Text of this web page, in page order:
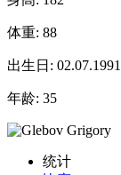
体重: 88
出生日: 02.07.1991
年龄: 35
统计